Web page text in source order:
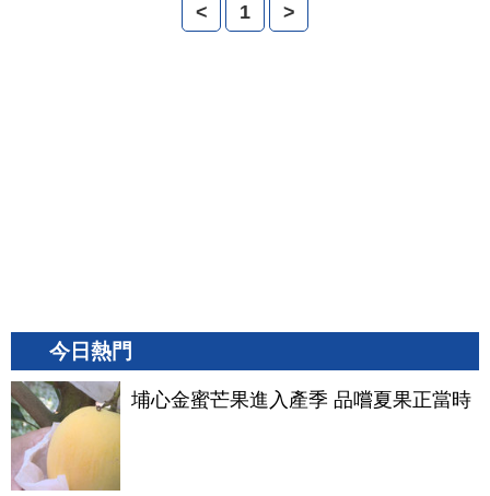
< 1 >
今日熱門
埔心金蜜芒果進入產季 品嚐夏果正當時